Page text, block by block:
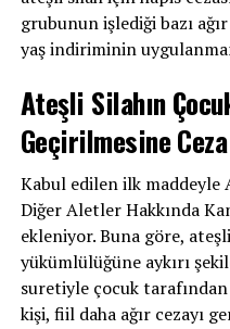
grubunun işlediği bazı
yaş indiriminin
Ateşli Silahın
Geçirilmesine
Kabul edilen ilk maddeyle
Diğer Aletler Hakkında
ekleniyor. Buna göre,
yükümlülüğüne aykırı
suretiyle çocuk
kişi, fiil daha ağır cezayı